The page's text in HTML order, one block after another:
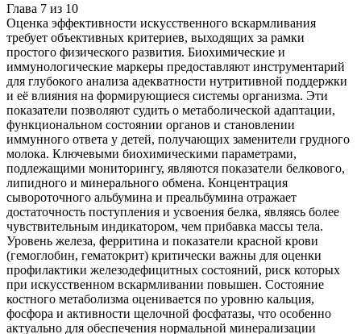
Глава 7 из 10
Оценка эффективности искусственного вскармливания
требует объективных критериев, выходящих за рамки
простого физического развития. Биохимические и
иммунологические маркеры предоставляют инструментарий
для глубокого анализа адекватности нутритивной поддержки
и её влияния на формирующиеся системы организма. Эти
показатели позволяют судить о метаболической адаптации,
функциональном состоянии органов и становлении
иммунного ответа у детей, получающих заменители грудного
молока. Ключевыми биохимическими параметрами,
подлежащими мониторингу, являются показатели белкового,
липидного и минерального обмена. Концентрация
сывороточного альбумина и преальбумина отражает
достаточность поступления и усвоения белка, являясь более
чувствительным индикатором, чем прибавка массы тела.
Уровень железа, ферритина и показатели красной крови
(гемоглобин, гематокрит) критически важны для оценки
профилактики железодефицитных состояний, риск которых
при искусственном вскармливании повышен. Состояние
костного метаболизма оценивается по уровню кальция,
фосфора и активности щелочной фосфатазы, что особенно
актуально для обеспечения нормальной минерализации